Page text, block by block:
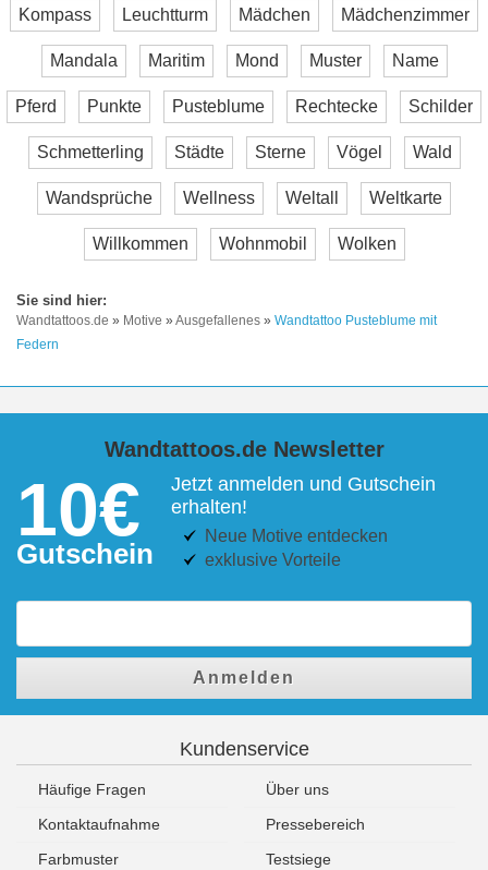
Kompass Leuchtturm Mädchen Mädchenzimmer
Mandala Maritim Mond Muster Name
Pferd Punkte Pusteblume Rechtecke Schilder
Schmetterling Städte Sterne Vögel Wald
Wandsprüche Wellness Weltall Weltkarte
Willkommen Wohnmobil Wolken
Wandtattoos.de » Motive » Ausgefallenes » Wandtattoo Pusteblume mit
Federn
Wandtattoos.de Newsletter
10€
Gutschein
Jetzt anmelden und Gutschein
erhalten!
Neue Motive entdecken
exklusive Vorteile
Anmelden
Kundenservice
Häufige Fragen
Über uns
Kontaktaufnahme
Pressebereich
Farbmuster
Testsiege